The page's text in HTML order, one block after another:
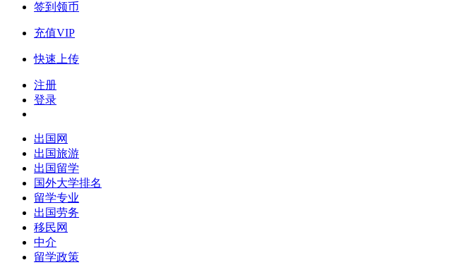
签到领币
充值VIP
快速上传
注册
登录
出国网
出国旅游
出国留学
国外大学排名
留学专业
出国劳务
移民网
中介
留学政策